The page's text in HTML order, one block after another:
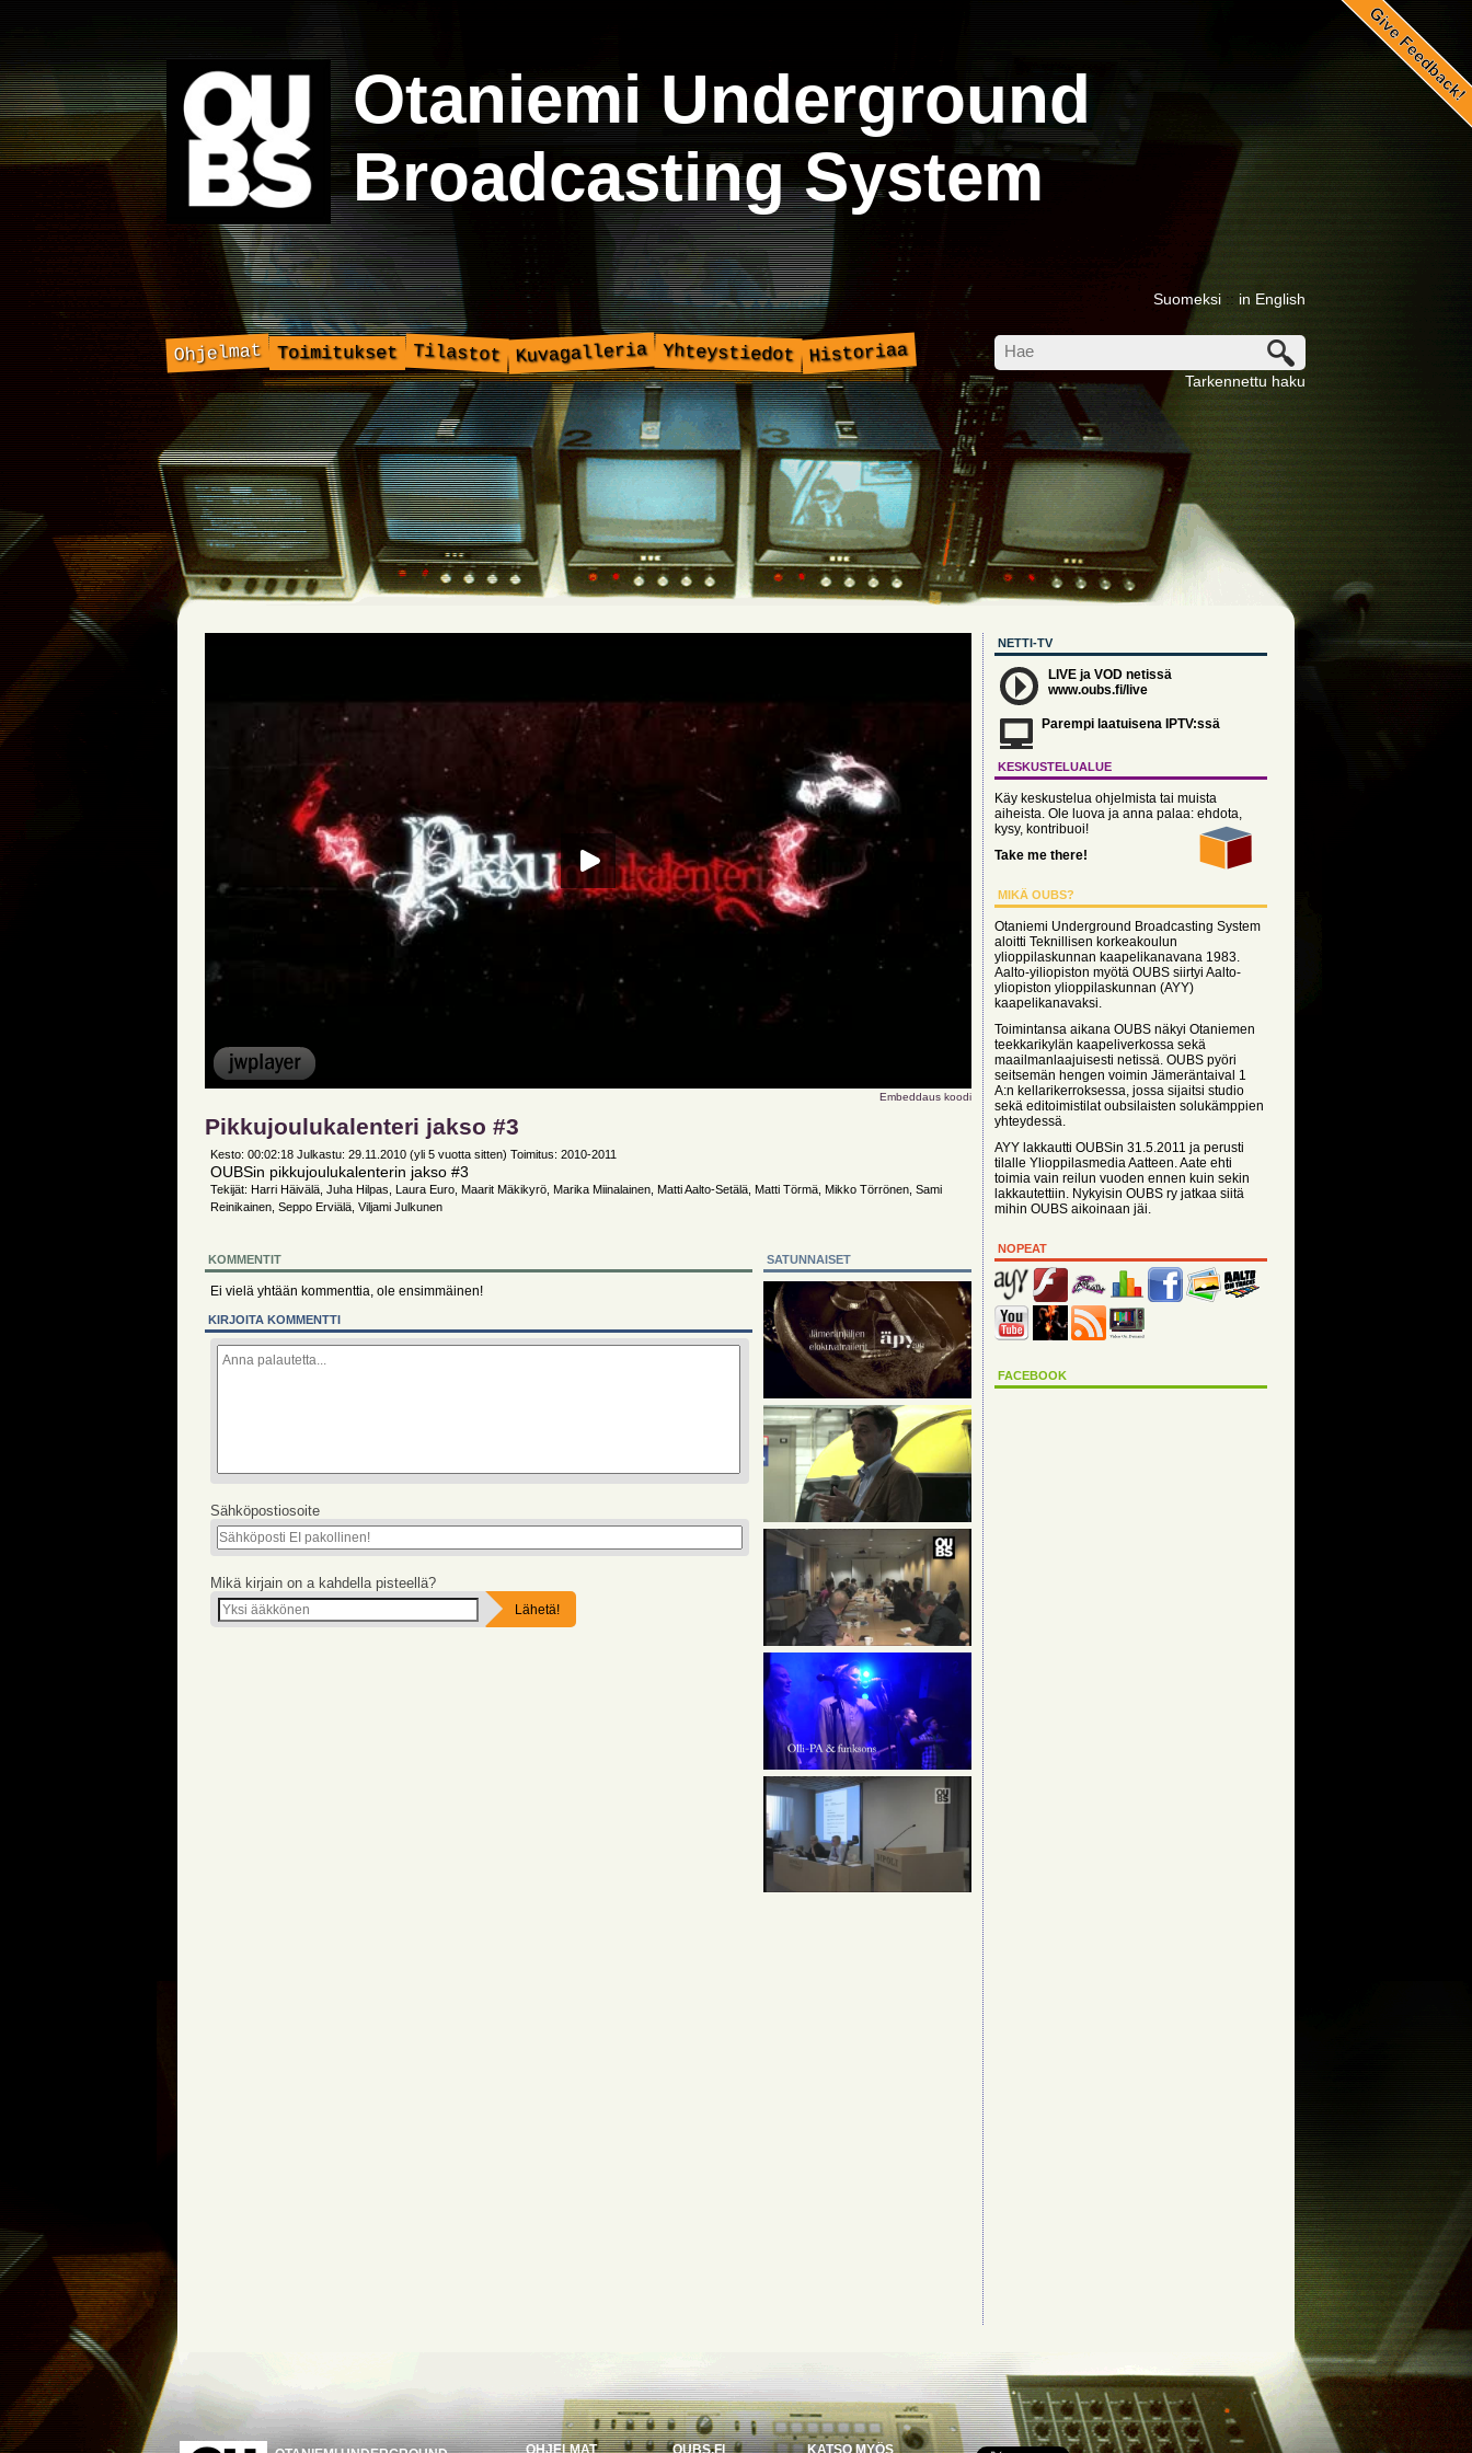
Otaniemi Underground
Broadcasting System
Ohjelmat Toimitukset Tilastot Kuvagalleria Yhteystiedot Historiaa
Suomeksi :: in English
Tarkennettu haku
Embeddaus koodi
Pikkujoulukalenteri jakso #3
Kesto: 00:02:18 Julkastu: 29.11.2010 (yli 5 vuotta sitten) Toimitus: 2010-2011
OUBSin pikkujoulukalenterin jakso #3
Tekijät: Harri Häivälä, Juha Hilpas, Laura Euro, Maarit Mäkikyrö, Marika Miinalainen, Matti Aalto-Setälä, Matti Törmä, Mikko Törrönen, Sami
Reinikainen, Seppo Erviälä, Viljami Julkunen
KOMMENTIT
Ei vielä yhtään kommenttia, ole ensimmäinen!
KIRJOITA KOMMENTTI
Sähköpostiosoite
Mikä kirjain on a kahdella pisteellä?
SATUNNAISET
NETTI-TV
LIVE ja VOD netissä
www.oubs.fi/live
Parempi laatuisena IPTV:ssä
KESKUSTELUALUE
Käy keskustelua ohjelmista tai muista
aiheista. Ole luova ja anna palaa: ehdota,
kysy, kontribuoi!
Take me there!
MIKÄ OUBS?
Otaniemi Underground Broadcasting System
aloitti Teknillisen korkeakoulun
ylioppilaskunnan kaapelikanavana 1983.
Aalto-yiliopiston myötä OUBS siirtyi Aalto-
yliopiston ylioppilaskunnan (AYY)
kaapelikanavaksi.
Toimintansa aikana OUBS näkyi Otaniemen
teekkarikylän kaapeliverkossa sekä
maailmanlaajuisesti netissä. OUBS pyöri
seitsemän hengen voimin Jämeräntaival 1
A:n kellarikerroksessa, jossa sijaitsi studio
sekä editoimistilat oubsilaisten solukämppien
yhteydessä.
AYY lakkautti OUBSin 31.5.2011 ja perusti
tilalle Ylioppilasmedia Aatteen. Aate ehti
toimia vain reilun vuoden ennen kuin sekin
lakkautettiin. Nykyisin OUBS ry jatkaa siitä
mihin OUBS aikoinaan jäi.
NOPEAT
FACEBOOK
OHJELMAT OUBS.FI KATSO MYÖS